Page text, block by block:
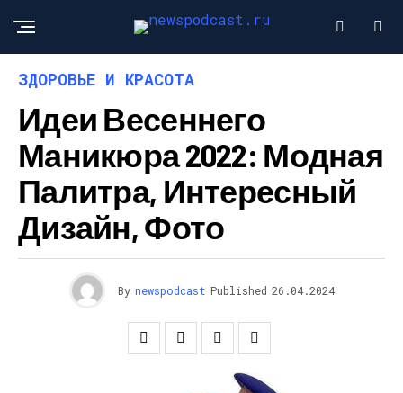
ЗДОРОВЬЕ И КРАСОТА
Идеи Весеннего
Маникюра 2022: Модная
Палитра, Интересный
Дизайн, Фото
By newspodcast Published 26.04.2024